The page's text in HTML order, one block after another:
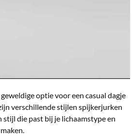
optie voor een casual dagje
verschillende stijlen spijkerjurken
die past bij je lichaamstype en